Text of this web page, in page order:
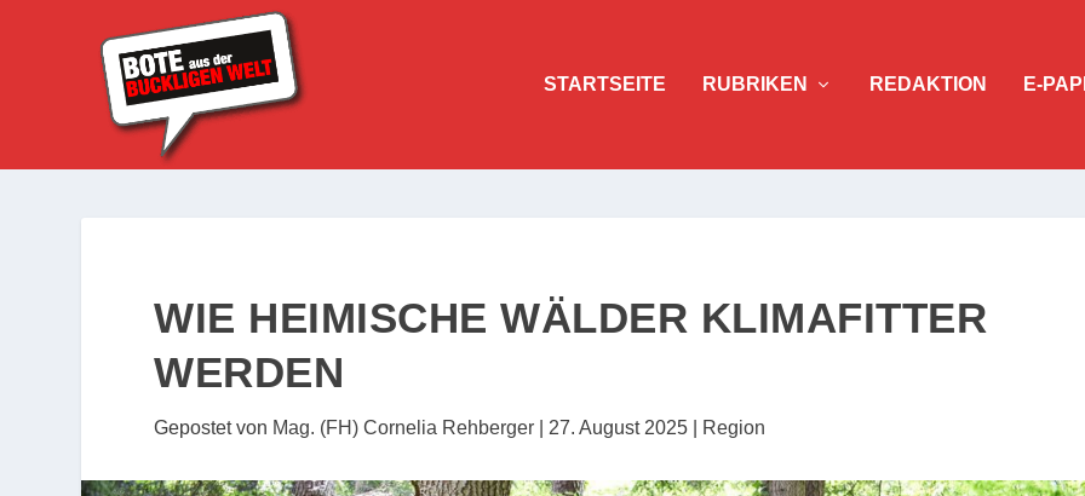
STARTSEITE RUBRIKEN REDAKTION E-
WIE HEIMISCHE WÄLDER KLIMAFITTER
WERDEN
Gepostet von Mag. (FH) Cornelia Rehberger 27. August 2025 Region